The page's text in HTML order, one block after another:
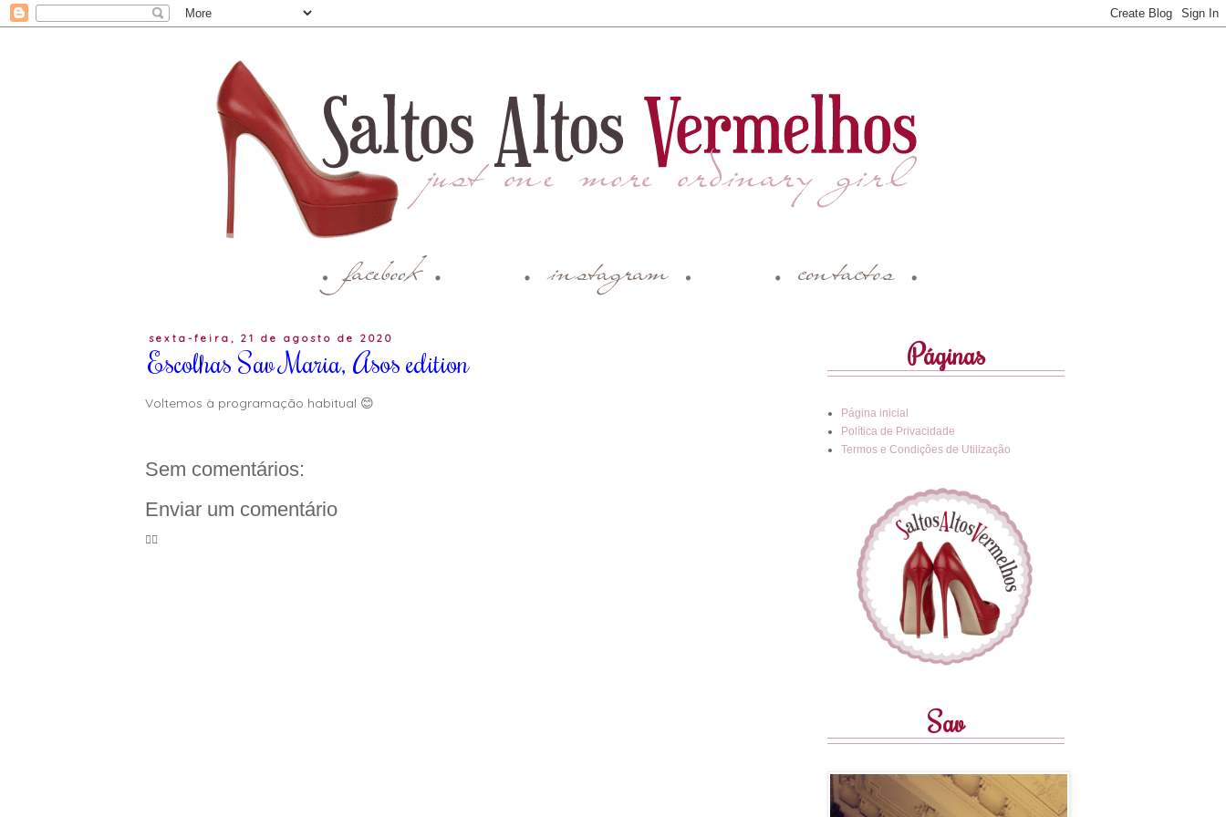
sexta-feira, 21 de agosto de 2020
Escolhas Sav Maria, Asos edition
Voltemos à programação habitual 😊
Sem comentários:
Enviar um comentário
🦸‍♀️
Páginas
Página inicial
Política de Privacidade
Termos e Condições de Utilização
Sav